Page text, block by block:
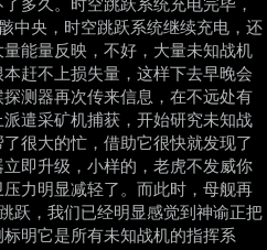
中央，时空跳跃系统继续充电，还
能量反映，不好，大量未知战机
赶不上损失量，这样下去早晚会
测器再次传来信息，在不远处有
遣采矿机捕获，开始研究未知战
很大的忙，借助它很快就发现了
即升级，小样的，老虎不发威你
力明显减轻了。而此时，母舰再
跃，我们已经明显感觉到神谕正把
明它是所有未知战机的指挥系